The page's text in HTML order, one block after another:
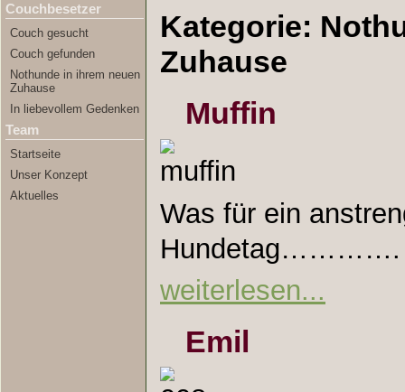
Couchbesetzer
Couch gesucht
Couch gefunden
Nothunde in ihrem neuen
Zuhause
In liebevollem Gedenken
Team
Startseite
Unser Konzept
Aktuelles
Kategorie:
Zuhause
Muffin
Was für ein
Hundetag………….
weiterlesen...
Emil